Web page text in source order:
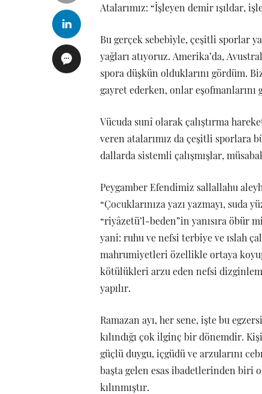
Atalarımız: “İşleyen demir ışıldar,
Bu gerçek sebebiyle, çeşitli sporlar
yağları atıyoruz. Amerika’da,
spora düşkün olduklarını gördüm.
gayret ederken, onlar eşofmanlarını
Vücuda sunî olarak çalıştırma
veren atalarımız da çeşitli sporlara
dallarda sistemli çalışmışlar,
Peygamber Efendimiz sallallahu
“Çocuklarınıza yazı yazmayı, suda
“riyâzetü’l-beden”in yanısıra öbür
yani: ruhu ve nefsi terbiye ve ıslah
mahrumiyetleri özellikle ortaya
kötülükleri arzu eden nefsi
yapılır.
Ramazan ayı, her sene, işte bu
kılındığı çok ilginç bir dönemdir.
güçlü duygu, içgüdü ve arzularını
başta gelen esas ibadetlerinden biri
kılınmıştır.